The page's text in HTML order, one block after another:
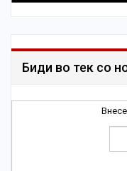
Биди во тек со